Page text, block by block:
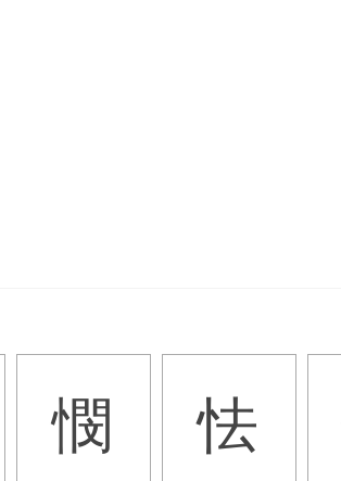
憫 怯